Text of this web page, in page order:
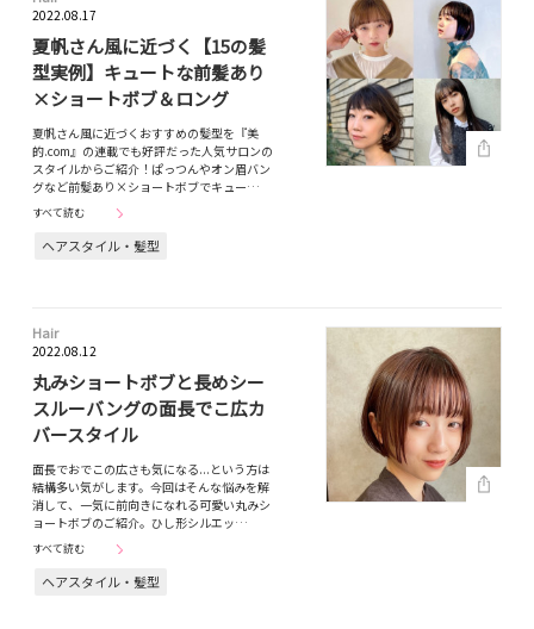
2022.08.17
夏帆さん風に近づく【15の髪
型実例】キュートな前髪あり
×ショートボブ＆ロング
夏帆さん風に近づくおすすめの髪型を『美
的.com』の連載でも好評だった人気サロンの
スタイルからご紹介！ぱっつんやオン眉バン
グなど前髪あり×ショートボブでキュー…
すべて読む
ヘアスタイル・髪型
Hair
2022.08.12
丸みショートボブと長めシー
スルーバングの面長でこ広カ
バースタイル
面長でおでこの広さも気になる...という方は
結構多い気がします。今回はそんな悩みを解
消して、一気に前向きになれる可愛い丸みシ
ョートボブのご紹介。ひし形シルエッ…
すべて読む
ヘアスタイル・髪型